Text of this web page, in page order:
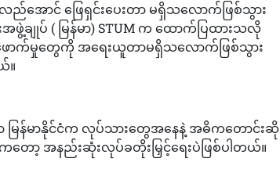
အောင် ဖြေရှင်းပေးတာ မရှိသလောက်ဖြစ်သွား
ဖွဲ့ချုပ် ( မြန်မာ) STUM က ထောက်ပြထားသလို
ောက်မှုတွေကို အရေးယူတာမရှိသလောက်ဖြစ်သွား
။
ာ မြန်မာနိုင်ငံက လုပ်သားတွေအနေနဲ့ အဓိကတောင်းဆို
ာ့ အနည်းဆုံးလုပ်ခတိုးမြှင့်ရေးပဲဖြစ်ပါတယ်။